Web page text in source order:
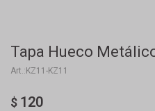
Tapa Hueco
KZ11-KZ11
$ 120